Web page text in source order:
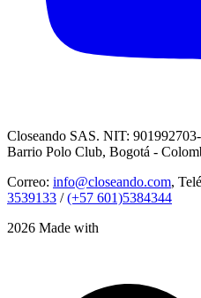
Closeando SAS. NIT:
Barrio Polo Club, Bogotá -
Correo: info@closeando.com,
3539133 /(+57 601)5384344
2026 Made with